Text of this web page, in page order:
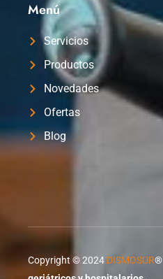
Menú
Servicios
Productos
Novedades
Ofertas
Blog
Copyright © 2024 DISMOSUR®